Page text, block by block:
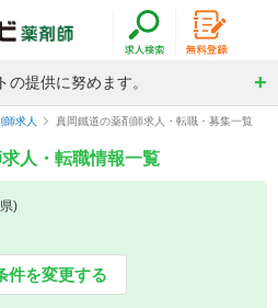
提供に努めます。
師求人 真岡鐵道の薬剤師求人・転職・募集一覧
人・転職情報一覧
)
件を変更する